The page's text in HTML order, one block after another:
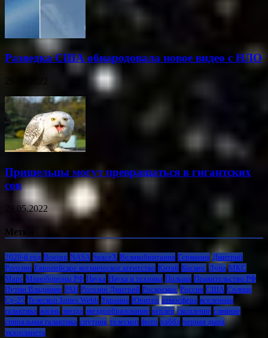
Разведка США обнародовала новое видео с НЛО
Пришельцы могут превращаться в гигантских
сов
29.05.2022
Метки
2020-й год Boeing NASA SpaceX Великобритания Германия Дмитрий
Рогозин Европейское космическое агентство Китай Космос Луна МКС
Марс Минoбороны РФ Наука Наука и техника Польша Правительство РФ
Путин Владимир РАН Рогозин Дмитрий Роскосмос Россия США Солнце
Су-25 Телескоп James Webb Украина Юпитер атмосфера вселенная
галактика жизнь звезда звездообразование кеплер скопление слияние
спиральная галактика спутник телескоп фото хаббл черная дыра
экзопланета